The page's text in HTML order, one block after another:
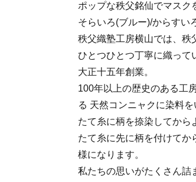
ポップな秩父銘仙でマスク
そらいろ(ブルー)/からすい
秩父織塾工房横山では、秩
ひとつひとつ丁寧に織って
大正十五年創業。
100年以上の歴史のある工
る 天然コンニャクに染料を
たて糸に柄を捺染してから
たて糸に先に柄を付けてか
様になります。
私たちの思いがたくさん詰